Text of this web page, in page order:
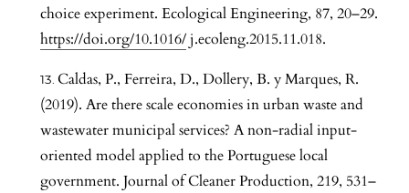
choice experiment. Ecological Engineering, 87, 20–29.
https://doi.org/10.1016/j.ecoleng.2015.11.018.
Caldas, P., Ferreira, D., Dollery, B. y Marques, R.
(2019). Are there scale economies in urban waste and
wastewater municipal services? A non-radial input-
oriented model applied to the Portuguese local
government. Journal of Cleaner Production, 219, 531–